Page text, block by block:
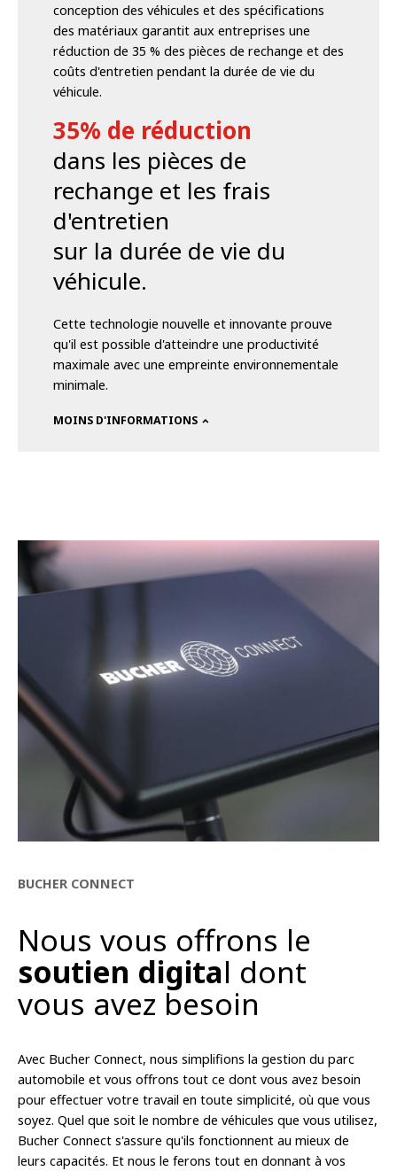
conception des véhicules et des spécifications
des matériaux garantit aux entreprises une
réduction de 35 % des pièces de rechange et des
coûts d'entretien pendant la durée de vie du
véhicule.
35% de réduction
dans les pièces de
rechange et les frais
d'entretien
sur la durée de vie du
véhicule.
Cette technologie nouvelle et innovante prouve
qu'il est possible d'atteindre une productivité
maximale avec une empreinte environnementale
minimale.
MOINS D'INFORMATIONS
BUCHER CONNECT
Nous vous offrons le
soutien digital dont
vous avez besoin
Avec Bucher Connect, nous simplifions la gestion du parc
automobile et vous offrons tout ce dont vous avez besoin
pour effectuer votre travail en toute simplicité, où que vous
soyez. Quel que soit le nombre de véhicules que vous utilisez,
Bucher Connect s'assure qu'ils fonctionnent au mieux de
leurs capacités. Et nous le ferons tout en donnant à vos